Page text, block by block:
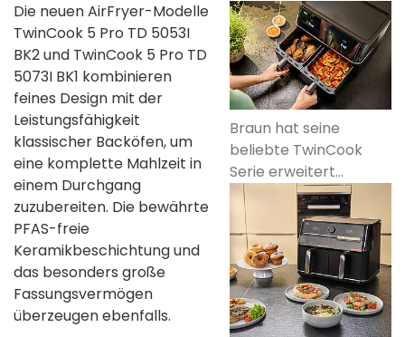
Braun hat seine
beliebte TwinCook
Serie erweitert...
Die neuen AirFryer-Modelle
TwinCook 5 Pro TD 5053I
BK2 und TwinCook 5 Pro TD
5073I BK1 kombinieren
feines Design mit der
Leistungsfähigkeit
klassischer Backöfen, um
eine komplette Mahlzeit in
einem Durchgang
zuzubereiten. Die bewährte
PFAS-freie
Keramikbeschichtung und
das besonders große
Fassungsvermögen
überzeugen ebenfalls.